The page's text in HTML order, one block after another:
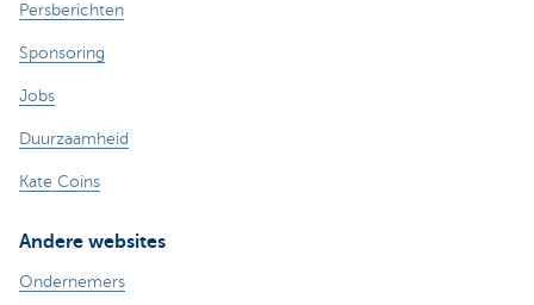
Persberichten
Sponsoring
Jobs
Duurzaamheid
Kate Coins
Andere websites
Ondernemers